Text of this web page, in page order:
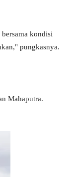
kondisi
pungkasnya.
Mahaputra.